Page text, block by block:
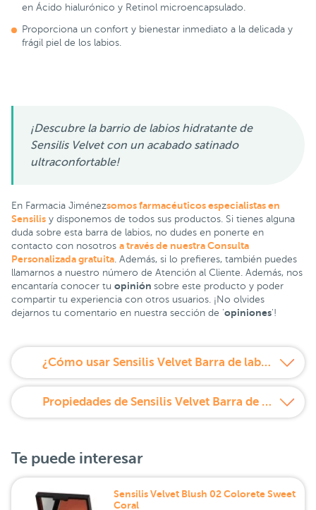
en Ácido hialurónico y Retinol microencapsulado.
Proporciona un confort y bienestar inmediato a la delicada y
frágil piel de los labios.
¡Descubre la barrio de labios hidratante de
Sensilis Velvet con un acabado satinado
ultraconfortable!
En Farmacia Jiménezsomos farmacéuticos especialistas en
Sensilis y disponemos de todos sus productos. Si tienes alguna
duda sobre esta barra de labios, no dudes en ponerte en
contacto con nosotros a través de nuestra Consulta
Personalizada gratuita . Además, si lo prefieres, también puedes
llamarnos a nuestro número de Atención al Cliente. Además, nos
encantaría conocer tu opinión sobre este producto y poder
compartir tu experiencia con otros usuarios. ¡No olvides
dejarnos tu comentario en nuestra sección de 'opiniones'!
¿Cómo usar Sensilis Velvet Barra de labios hidratante Tono 206 Mure?
Propiedades de Sensilis Velvet Barra de labios hidratante Tono 206 Mure
Te puede interesar
Sensilis Velvet Blush 02 Colorete Sweet
Coral